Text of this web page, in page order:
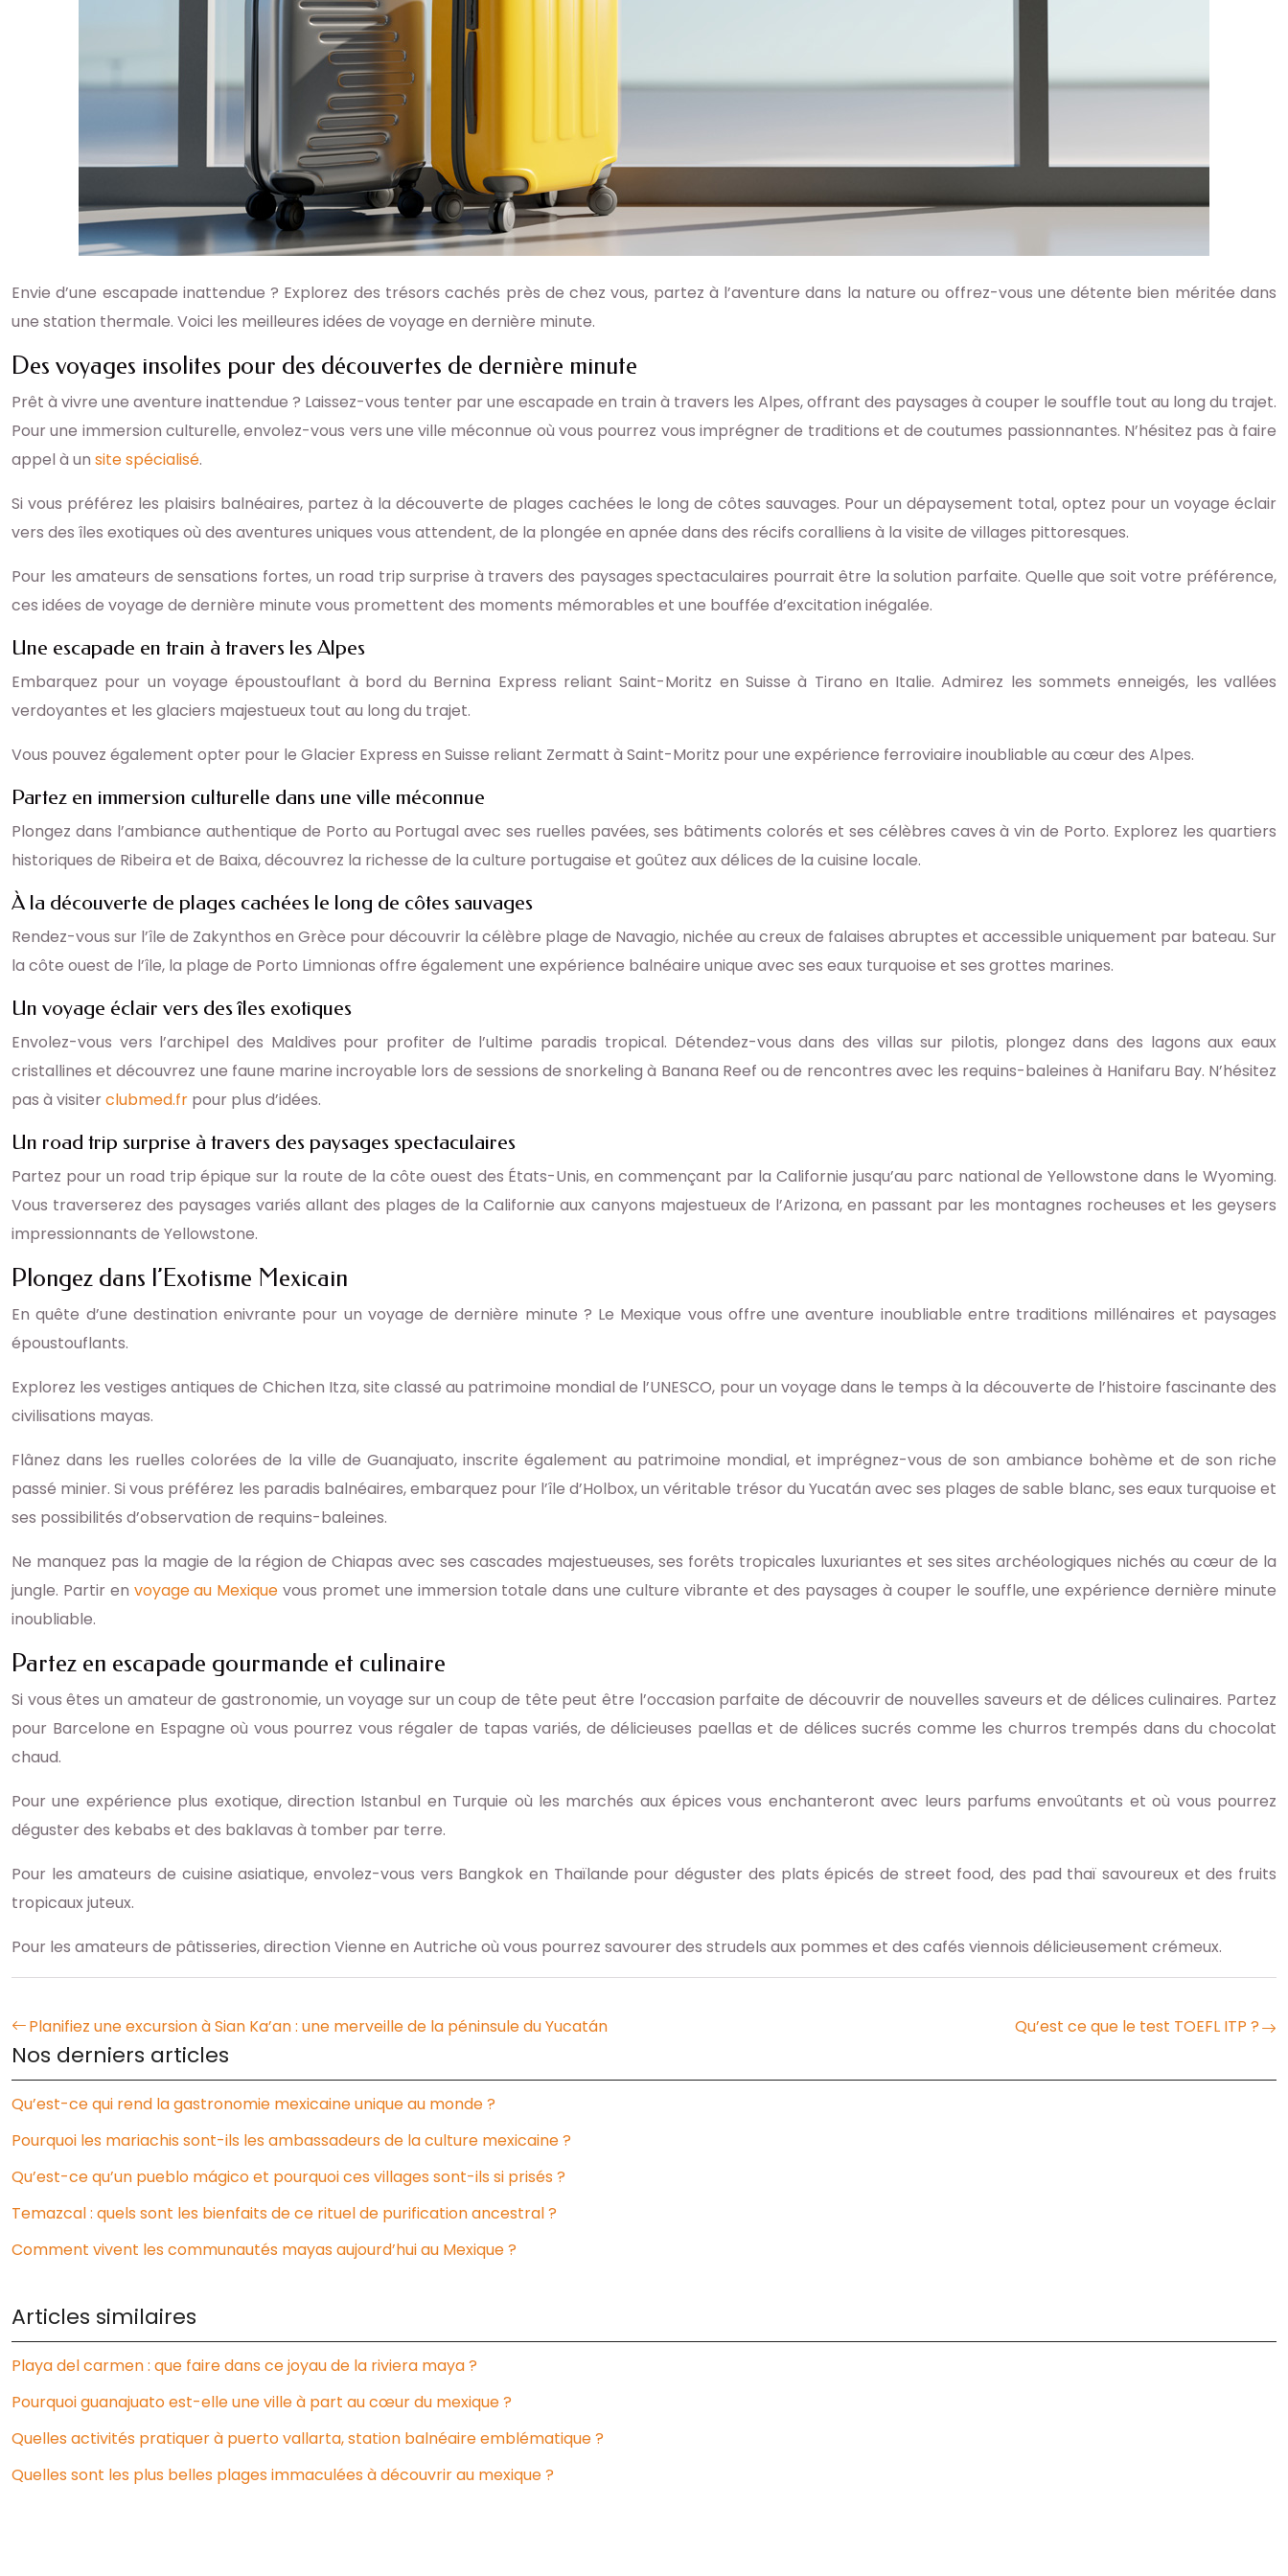
Envie d’une escapade inattendue ? Explorez des trésors cachés près de chez vous, partez à l’aventure dans la nature ou offrez-vous une détente bien méritée dans
une station thermale. Voici les meilleures idées de voyage en dernière minute.
Des voyages insolites pour des découvertes de dernière minute
Prêt à vivre une aventure inattendue ? Laissez-vous tenter par une escapade en train à travers les Alpes, offrant des paysages à couper le souffle tout au long du trajet.
Pour une immersion culturelle, envolez-vous vers une ville méconnue où vous pourrez vous imprégner de traditions et de coutumes passionnantes. N’hésitez pas à faire
appel à un site spécialisé.
Si vous préférez les plaisirs balnéaires, partez à la découverte de plages cachées le long de côtes sauvages. Pour un dépaysement total, optez pour un voyage éclair
vers des îles exotiques où des aventures uniques vous attendent, de la plongée en apnée dans des récifs coralliens à la visite de villages pittoresques.
Pour les amateurs de sensations fortes, un road trip surprise à travers des paysages spectaculaires pourrait être la solution parfaite. Quelle que soit votre préférence,
ces idées de voyage de dernière minute vous promettent des moments mémorables et une bouffée d’excitation inégalée.
Une escapade en train à travers les Alpes
Embarquez pour un voyage époustouflant à bord du Bernina Express reliant Saint-Moritz en Suisse à Tirano en Italie. Admirez les sommets enneigés, les vallées
verdoyantes et les glaciers majestueux tout au long du trajet.
Vous pouvez également opter pour le Glacier Express en Suisse reliant Zermatt à Saint-Moritz pour une expérience ferroviaire inoubliable au cœur des Alpes.
Partez en immersion culturelle dans une ville méconnue
Plongez dans l’ambiance authentique de Porto au Portugal avec ses ruelles pavées, ses bâtiments colorés et ses célèbres caves à vin de Porto. Explorez les quartiers
historiques de Ribeira et de Baixa, découvrez la richesse de la culture portugaise et goûtez aux délices de la cuisine locale.
À la découverte de plages cachées le long de côtes sauvages
Rendez-vous sur l’île de Zakynthos en Grèce pour découvrir la célèbre plage de Navagio, nichée au creux de falaises abruptes et accessible uniquement par bateau. Sur
la côte ouest de l’île, la plage de Porto Limnionas offre également une expérience balnéaire unique avec ses eaux turquoise et ses grottes marines.
Un voyage éclair vers des îles exotiques
Envolez-vous vers l’archipel des Maldives pour profiter de l’ultime paradis tropical. Détendez-vous dans des villas sur pilotis, plongez dans des lagons aux eaux
cristallines et découvrez une faune marine incroyable lors de sessions de snorkeling à Banana Reef ou de rencontres avec les requins-baleines à Hanifaru Bay. N’hésitez
pas à visiterclubmed.fr pour plus d’idées.
Un road trip surprise à travers des paysages spectaculaires
Partez pour un road trip épique sur la route de la côte ouest des États-Unis, en commençant par la Californie jusqu’au parc national de Yellowstone dans le Wyoming.
Vous traverserez des paysages variés allant des plages de la Californie aux canyons majestueux de l’Arizona, en passant par les montagnes rocheuses et les geysers
impressionnants de Yellowstone.
Plongez dans l’Exotisme Mexicain
En quête d’une destination enivrante pour un voyage de dernière minute ? Le Mexique vous offre une aventure inoubliable entre traditions millénaires et paysages
époustouflants.
Explorez les vestiges antiques de Chichen Itza, site classé au patrimoine mondial de l’UNESCO, pour un voyage dans le temps à la découverte de l’histoire fascinante des
civilisations mayas.
Flânez dans les ruelles colorées de la ville de Guanajuato, inscrite également au patrimoine mondial, et imprégnez-vous de son ambiance bohème et de son riche
passé minier. Si vous préférez les paradis balnéaires, embarquez pour l’île d’Holbox, un véritable trésor du Yucatán avec ses plages de sable blanc, ses eaux turquoise et
ses possibilités d’observation de requins-baleines.
Ne manquez pas la magie de la région de Chiapas avec ses cascades majestueuses, ses forêts tropicales luxuriantes et ses sites archéologiques nichés au cœur de la
jungle. Partir en voyage au Mexique vous promet une immersion totale dans une culture vibrante et des paysages à couper le souffle, une expérience dernière minute
inoubliable.
Partez en escapade gourmande et culinaire
Si vous êtes un amateur de gastronomie, un voyage sur un coup de tête peut être l’occasion parfaite de découvrir de nouvelles saveurs et de délices culinaires. Partez
pour Barcelone en Espagne où vous pourrez vous régaler de tapas variés, de délicieuses paellas et de délices sucrés comme les churros trempés dans du chocolat
chaud.
Pour une expérience plus exotique, direction Istanbul en Turquie où les marchés aux épices vous enchanteront avec leurs parfums envoûtants et où vous pourrez
déguster des kebabs et des baklavas à tomber par terre.
Pour les amateurs de cuisine asiatique, envolez-vous vers Bangkok en Thaïlande pour déguster des plats épicés de street food, des pad thaï savoureux et des fruits
tropicaux juteux.
Pour les amateurs de pâtisseries, direction Vienne en Autriche où vous pourrez savourer des strudels aux pommes et des cafés viennois délicieusement crémeux.
Planifiez une excursion à Sian Ka’an : une merveille de la péninsule du Yucatán Qu’est ce que le test TOEFL ITP ?
Nos derniers articles
Qu’est-ce qui rend la gastronomie mexicaine unique au monde ?
Pourquoi les mariachis sont-ils les ambassadeurs de la culture mexicaine ?
Qu’est-ce qu’un pueblo mágico et pourquoi ces villages sont-ils si prisés ?
Temazcal : quels sont les bienfaits de ce rituel de purification ancestral ?
Comment vivent les communautés mayas aujourd’hui au Mexique ?
Articles similaires
Playa del carmen : que faire dans ce joyau de la riviera maya ?
Pourquoi guanajuato est-elle une ville à part au cœur du mexique ?
Quelles activités pratiquer à puerto vallarta, station balnéaire emblématique ?
Quelles sont les plus belles plages immaculées à découvrir au mexique ?